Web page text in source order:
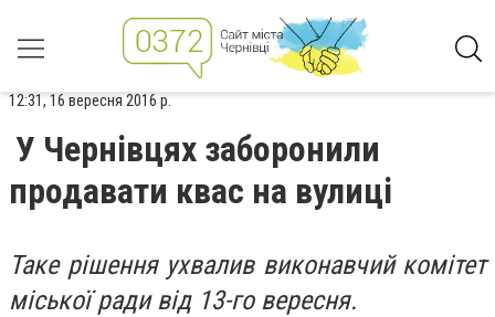
12:31, 16 вересня 2016 р.
У Чернівцях заборонили
продавати квас на вулиці
Таке рішення ухвалив виконавчий комітет
міської ради від 13-го вересня.